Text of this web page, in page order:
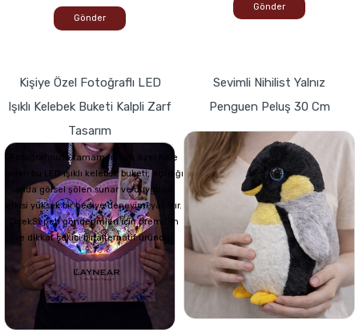
Gönder
Gönder
Kişiye Özel Fotoğraflı LED
Işıklı Kelebek Buketi Kalpli Zarf
Tasarım
Fotoğrafınızla tamamen size özel hale
gelen bu LED ışıklı kelebek buketi, açıldığı
anda görsel şölen sunar ve duygusal
etkisi yüksek bir hediye deneyimi yaşatır.
ÇiçekSepeti gönderimleri için premium
ve dikkat çekici bir alternatif üründür
Sevimli Nihilist Yalnız
Penguen Peluş 30 Cm